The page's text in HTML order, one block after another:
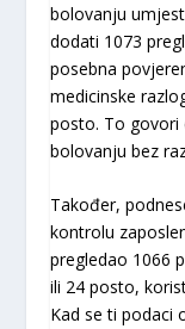
bolovanju
dodati 1073
posebna
medicinske
posto. To govori
bolovanju bez
Također,
kontrolu
pregledao 1066
ili 24 posto,
Kad se ti podaci